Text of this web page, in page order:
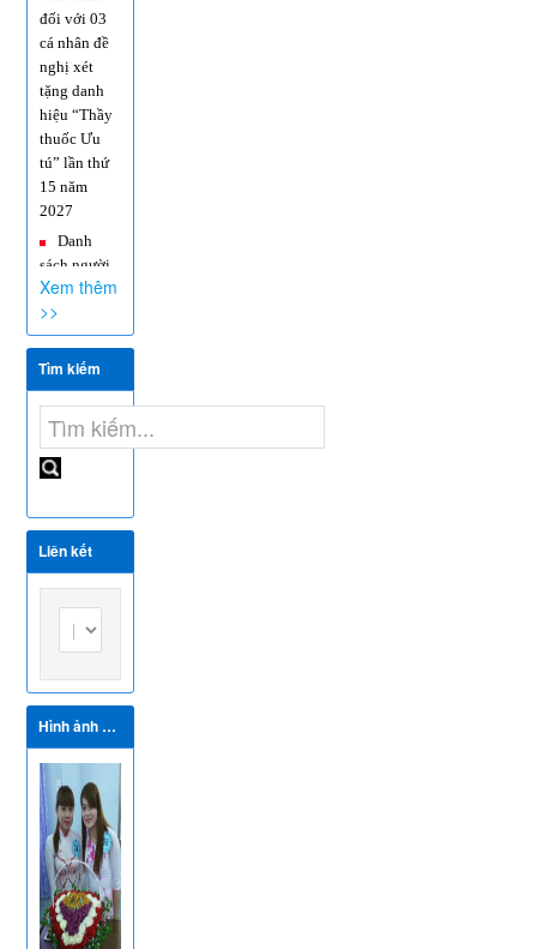
cá nhân đề
nghị xét
tặng danh
hiệu “Thầy
thuốc Ưu
tú” lần thứ
15 năm
2027
Danh
sách người
thực hành
khám bệnh,
chữa bệnh
Thơ mời
chào giá
vấn lập E-
HSMT và
đánh giá E-
HSMT
báo Danh
sách cơ sở y
kiện xác
định tình
trạng
nghiện ma
túy
Xem thêm
>>
Tìm kiếm
Liên kết
Hình ảnh hoạt động